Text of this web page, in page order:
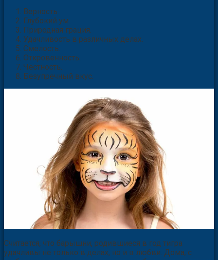
Верность.
Глубокий ум.
Природная грация.
Удачливость в различных делах.
Смелость.
Откровенность.
Честность.
Безупречный вкус.
Считается, что барышни, родившиеся в год тигра
удачливы не только в делах, но и в любви. Дома, с